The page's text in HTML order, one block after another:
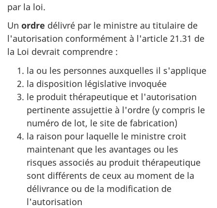
par la loi.
Un ordre délivré par le ministre au titulaire de
l'autorisation conformément à l'article 21.31 de
la Loi devrait comprendre :
la ou les personnes auxquelles il s'applique
la disposition législative invoquée
le produit thérapeutique et l'autorisation
pertinente assujettie à l'ordre (y compris le
numéro de lot, le site de fabrication)
la raison pour laquelle le ministre croit
maintenant que les avantages ou les
risques associés au produit thérapeutique
sont différents de ceux au moment de la
délivrance ou de la modification de
l'autorisation